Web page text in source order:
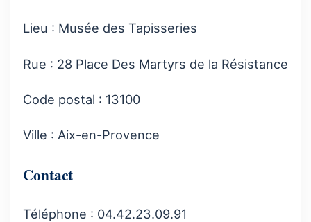
Lieu : Musée des Tapisseries
Rue : 28 Place Des Martyrs de la Résistance
Code postal : 13100
Ville : Aix-en-Provence
Contact
Téléphone : 04.42.23.09.91